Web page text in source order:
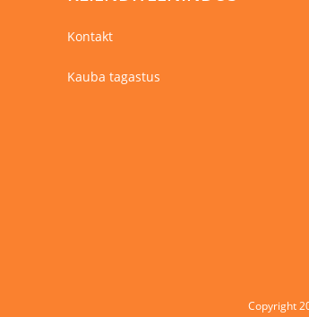
Kontakt
Kauba tagastus
Copyright